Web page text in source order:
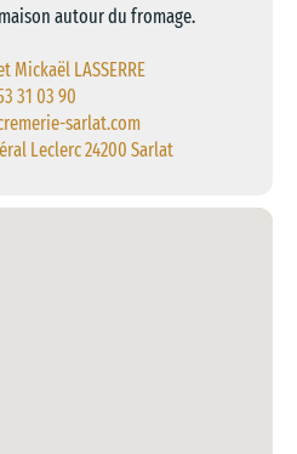
autour du fromage.
Mickaël LASSERRE
31 03 90
sarlat.com
Leclerc 24200 Sarlat